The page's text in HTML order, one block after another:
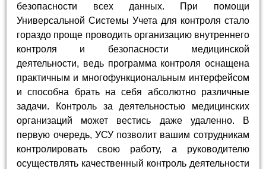
безопасности всех данных. При помощи
Универсальной Системы Учета для контроля стало
гораздо проще проводить организацию внутреннего
контроля и безопасности медицинской
деятельности, ведь программа контроля оснащена
практичным и многофункциональным интерфейсом
и способна брать на себя абсолютно различные
задачи. Контроль за деятельностью медицинских
организаций может вестись даже удаленно. В
первую очередь, УСУ позволит вашим сотрудникам
контролировать свою работу, а руководителю
осуществлять качественный контроль деятельности